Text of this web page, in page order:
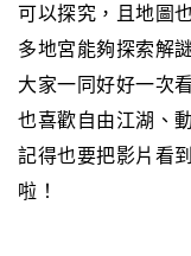
可以探究，且地圖
多地宮能夠探索解
大家一同好好一次
也喜歡自由江湖、
記得也要把影片看
啦！